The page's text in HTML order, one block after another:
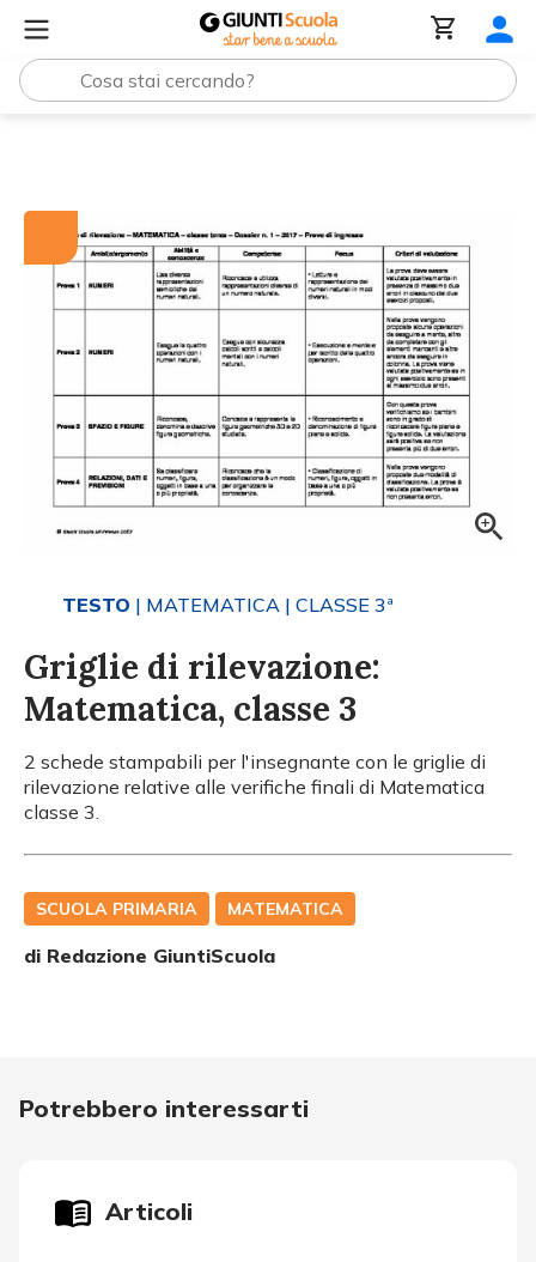
TESTO | MATEMATICA | CLASSE 3ª
Griglie di rilevazione:
Matematica, classe 3
2 schede stampabili per l'insegnante con le griglie di
rilevazione relative alle verifiche finali di Matematica
classe 3.
SCUOLA PRIMARIA MATEMATICA
di Redazione GiuntiScuola
Potrebbero interessarti
Articoli